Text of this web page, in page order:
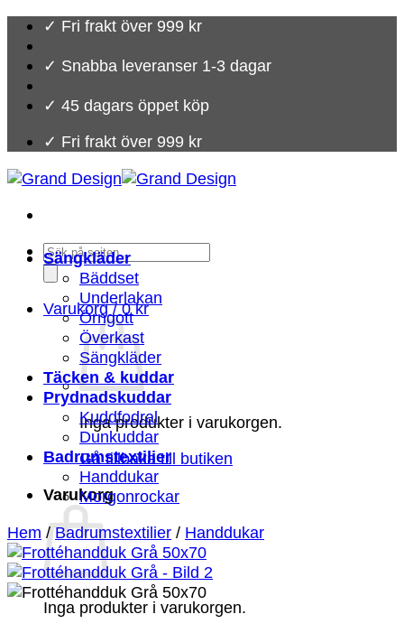
Skip
content
✓ Fri frakt över 999 kr
✓ Snabba leveranser 1-3 dagar
✓ 45 dagars öppet köp
✓ Fri frakt över 999 kr
Products
search
Varukorg /0kr
Inga produkter i varukorgen.
Gå tillbaka till butiken
Varukorg
Inga produkter i varukorgen.
Sängkläder
Bäddset
Underlakan
Örngott
Överkast
Sängkläder
Täcken & kuddar
Prydnadskuddar
Kuddfodral
Dunkuddar
Badrumstextilier
Handdukar
Morgonrockar
Hem / Badrumstextilier / Handdukar